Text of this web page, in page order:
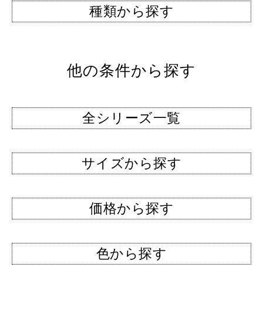
種類から探す
他の条件から探す
全シリーズ一覧
サイズから探す
価格から探す
色から探す